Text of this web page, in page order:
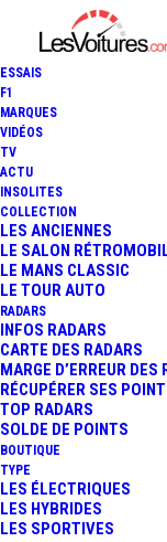
ESSAIS
F1
MARQUES
VIDÉOS
TV
ACTU
INSOLITES
COLLECTION
LES ANCIENNES
LE SALON
LE MANS CLASSIC
LE TOUR AUTO
RADARS
INFOS RADARS
CARTE DES RADARS
MARGE D’ERREUR DES
RÉCUPÉRER SES
TOP RADARS
SOLDE DE POINTS
BOUTIQUE
TYPE
LES ÉLECTRIQUES
LES HYBRIDES
LES SPORTIVES
SEULE
DES JO
5